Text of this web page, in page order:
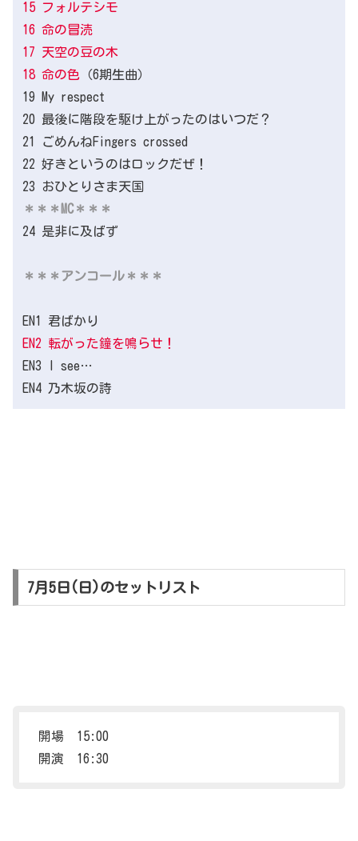
15 フォルテシモ
16 命の冒涜
17 天空の豆の木
18 命の色 （6期生曲）
19 My respect
20 最後に階段を駆け上がったのはいつだ？
21 ごめんねFingers crossed
22 好きというのはロックだぜ！
23 おひとりさま天国
＊＊＊MC＊＊＊
24 是非に及ばず
＊＊＊アンコール＊＊＊
EN1 君ばかり
EN2 転がった鐘を鳴らせ！
EN3 I see…
EN4 乃木坂の詩
7月5日(日)のセットリスト
開場 15:00
開演 16:30